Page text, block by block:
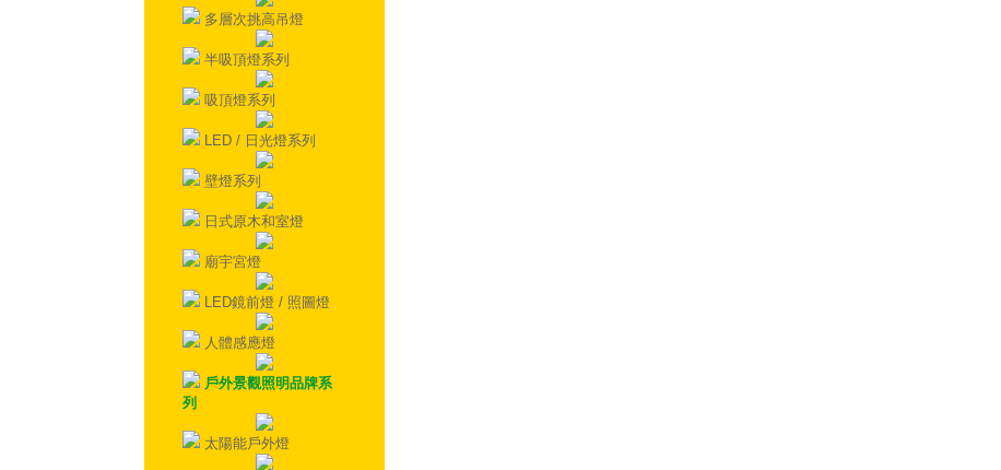
多層次挑高吊燈
半吸頂燈系列
吸頂燈系列
LED / 日光燈系列
壁燈系列
日式原木和室燈
廟宇宮燈
LED鏡前燈 / 照圖燈
人體感應燈
戶外景觀照明品牌系
列
太陽能戶外燈